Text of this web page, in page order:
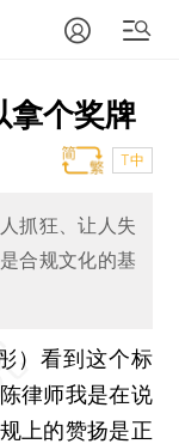
拿个奖牌
T中
抓狂、让人失
合规文化的基
） 看到这个标
律师我是在说
上的赞扬是正